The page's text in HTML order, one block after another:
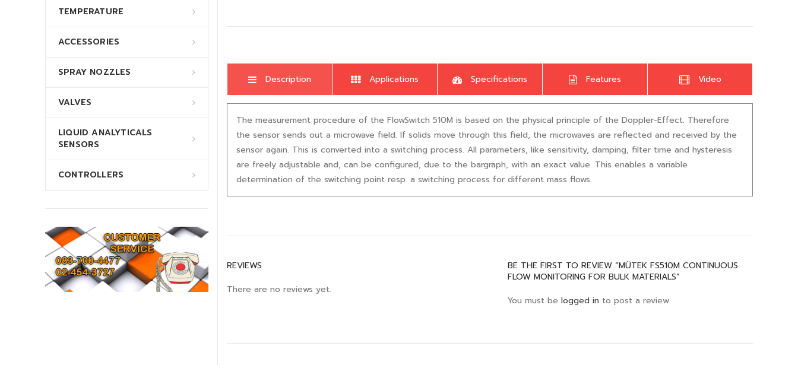
Description Applications Specifications Features Video
The measurement procedure of the FlowSwitch 510M is based on the physical principle of the Doppler-Effect. Therefore
the sensor sends out a microwave field. If solids move through this field, the microwaves are reflected and received by the
sensor again. This is converted into a switching process. All parameters, like sensitivity, damping, filter time and hysteresis
are freely adjustable and, can be configured, due to the bargraph, with an exact value. This enables a variable
determination of the switching point resp. a switching process for different mass flows.
REVIEWS
There are no reviews yet.
BE THE FIRST TO REVIEW “MÜTEK FS510M CONTINUOUS
FLOW MONITORING FOR BULK MATERIALS”
You must be logged into post a review.
TEMPERATURE
ACCESSORIES
SPRAY NOZZLES
VALVES
LIQUID ANALYTICALS
SENSORS
CONTROLLERS